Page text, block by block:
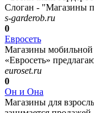
Слоган - "Магазины
s-garderob.ru
0
Евросеть
Магазины мобильной
«Евросеть»
euroset.ru
0
Он и Она
Магазины для